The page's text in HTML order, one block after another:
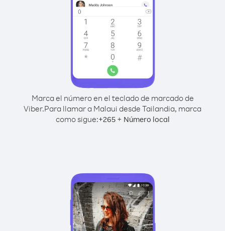
Marca el número en el teclado de marcado de
Viber.Para llamar a Malaui desde Tailandia, marca
como sigue:+265+ Número local